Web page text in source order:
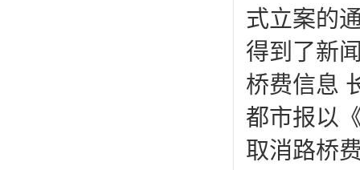
式立案的
得到了新
桥费信息
都市报以
取消路桥